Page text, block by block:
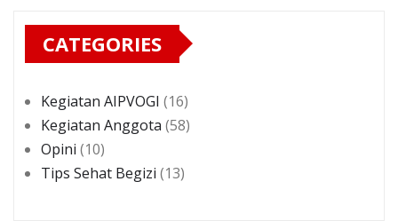
CATEGORIES
Kegiatan AIPVOGI (16)
Kegiatan Anggota (58)
Opini (10)
Tips Sehat Begizi (13)